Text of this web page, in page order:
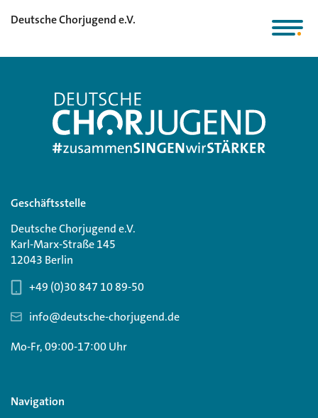
Deutsche Chorjugend e.V.
Geschäftsstelle
Deutsche Chorjugend e.V.
Karl-Marx-Straße 145
12043 Berlin
+49 (0)30 847 10 89-50
info@deutsche-chorjugend.de
Mo-Fr, 09:00-17:00 Uhr
Navigation